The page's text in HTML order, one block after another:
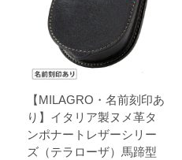
【MILAGRO・名前刻印あ
り】イタリア製ヌメ革タ
ンポナートレザーシリー
ズ（テラローザ）馬蹄型